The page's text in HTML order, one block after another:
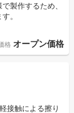
製作するため、
。
格 オープン価格
接触による擦り